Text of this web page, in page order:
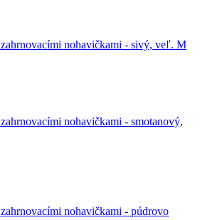
nohavičkami - sivý, veľ. M
nohavičkami - smotanový,
nohavičkami - púdrovo